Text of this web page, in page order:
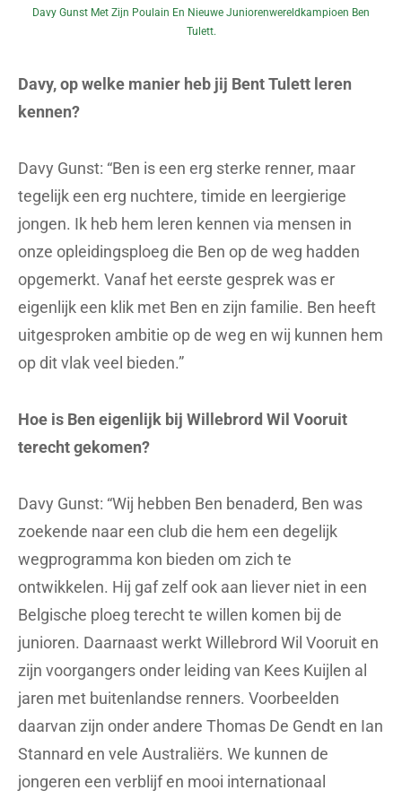
Davy Gunst Met Zijn Poulain En Nieuwe Juniorenwereldkampioen Ben
Tulett.
Davy, op welke manier heb jij Bent Tulett leren
kennen?
Davy Gunst: “Ben is een erg sterke renner, maar
tegelijk een erg nuchtere, timide en leergierige
jongen. Ik heb hem leren kennen via mensen in
onze opleidingsploeg die Ben op de weg hadden
opgemerkt. Vanaf het eerste gesprek was er
eigenlijk een klik met Ben en zijn familie. Ben heeft
uitgesproken ambitie op de weg en wij kunnen hem
op dit vlak veel bieden.”
Hoe is Ben eigenlijk bij Willebrord Wil Vooruit
terecht gekomen?
Davy Gunst: “Wij hebben Ben benaderd, Ben was
zoekende naar een club die hem een degelijk
wegprogramma kon bieden om zich te
ontwikkelen. Hij gaf zelf ook aan liever niet in een
Belgische ploeg terecht te willen komen bij de
junioren. Daarnaast werkt Willebrord Wil Vooruit en
zijn voorgangers onder leiding van Kees Kuijlen al
jaren met buitenlandse renners. Voorbeelden
daarvan zijn onder andere Thomas De Gendt en Ian
Stannard en vele Australiërs. We kunnen de
jongeren een verblijf en mooi internationaal